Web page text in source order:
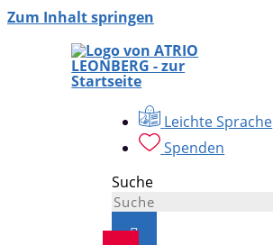
Zum Inhalt springen
Leichte Sprache
Spenden
Suche